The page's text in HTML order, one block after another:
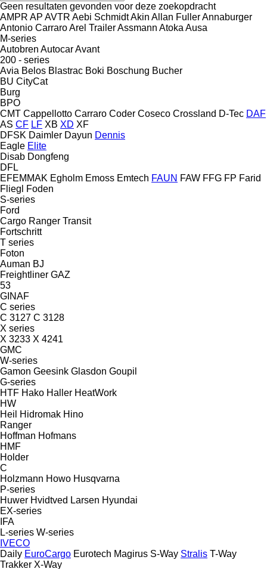
Geen resultaten gevonden voor deze zoekopdracht
AMPR AP AVTR Aebi SchmidtAkin Allan FullerAnnaburger
Antonio CarraroArel TrailerAssmann Atoka Ausa
M-series
Autobren AutocarAvant
200 - series
Avia Belos Blastrac Boki Boschung Bucher
BU CityCat
Burg
BPO
CMT Cappellotto Carraro Coder Coseco Crossland D-Tec DAF
AS CF LF XB XD XF
DFSK Daimler Dayun Dennis
Eagle Elite
Disab Dongfeng
DFL
EFEMMAK Egholm Emoss Emtech FAUN FAW FFG FP Farid
Fliegl
Foden
S-series
Ford
Cargo Ranger Transit
Fortschritt
T series
Foton
Auman BJ
Freightliner GAZ
53
GINAF
C series
C 3127 C 3128
X series
X 3233 X 4241
GMC
W-series
Gamon Geesink Glasdon Goupil
G-series
HTF Hako Haller HeatWork
HW
Heil
Hidromak Hino
Ranger
Hoffman Hofmans
HMF
Holder
C
Holzmann Howo Husqvarna
P-series
Huwer Hvidtved Larsen Hyundai
EX-series
IFA
L-series W-series
IVECO
Daily EuroCargo Eurotech Magirus S-Way Stralis T-Way
Trakker X-Way